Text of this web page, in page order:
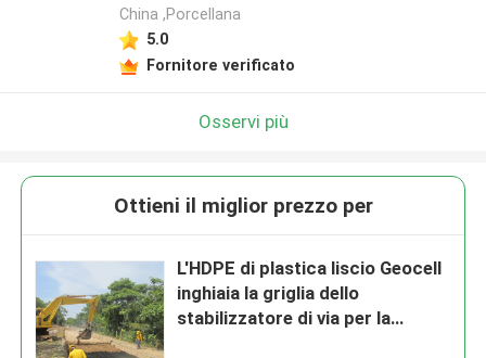
China ,Porcellana
5.0
Fornitore verificato
Osservi più
Ottieni il miglior prezzo per
L'HDPE di plastica liscio Geocell
inghiaia la griglia dello
stabilizzatore di via per la